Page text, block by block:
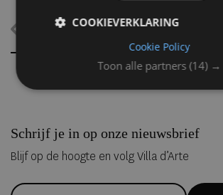
Schrijf je in op onze nieuwsbrief
Blijf op de hoogte en volg Villa d’Arte
Toon alle partners (14) →
COOKIEVERKLARING
Cookie Policy